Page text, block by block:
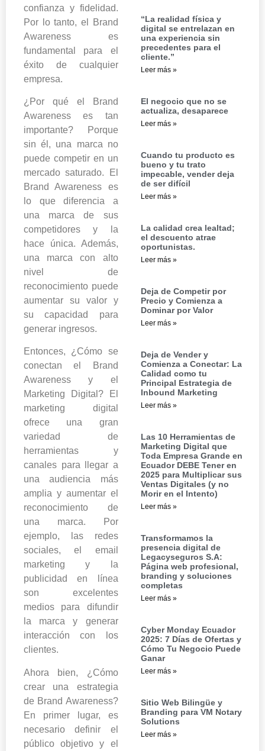
confianza y fidelidad.
Por lo tanto, el Brand
Awareness es
fundamental para el
éxito de cualquier
empresa.
¿Por qué el Brand
Awareness es tan
importante? Porque
sin él, una marca no
puede competir en un
mercado saturado. El
Brand Awareness es
lo que diferencia a
una marca de sus
competidores y la
hace única. Además,
una marca con alto
nivel de
reconocimiento puede
aumentar su valor y
su capacidad para
generar ingresos.
Entonces, ¿Cómo se
conectan el Brand
Awareness y el
Marketing Digital? El
marketing digital
ofrece una gran
variedad de
herramientas y
canales para llegar a
una audiencia más
amplia y aumentar el
reconocimiento de
una marca. Por
ejemplo, las redes
sociales, el email
marketing y la
publicidad en línea
son excelentes
medios para difundir
la marca y generar
interacción con los
clientes.
Ahora bien, ¿Cómo
crear una estrategia
de Brand Awareness?
En primer lugar, es
necesario definir el
público objetivo y el
“La realidad física y
digital se entrelazan en
una experiencia sin
precedentes para el
cliente.”
Leer más »
El negocio que no se
actualiza, desaparece
Leer más »
Cuando tu producto es
bueno y tu trato
impecable, vender deja
de ser difícil
Leer más »
La calidad crea lealtad;
el descuento atrae
oportunistas.
Leer más »
Deja de Competir por
Precio y Comienza a
Dominar por Valor
Leer más »
Deja de Vender y
Comienza a Conectar: La
Calidad como tu
Principal Estrategia de
Inbound Marketing
Leer más »
Las 10 Herramientas de
Marketing Digital que
Toda Empresa Grande en
Ecuador DEBE Tener en
2025 para Multiplicar sus
Ventas Digitales (y no
Morir en el Intento)
Leer más »
Transformamos la
presencia digital de
Legacyseguros S.A:
Página web profesional,
branding y soluciones
completas
Leer más »
Cyber Monday Ecuador
2025: 7 Días de Ofertas y
Cómo Tu Negocio Puede
Ganar
Leer más »
Sitio Web Bilingüe y
Branding para VM Notary
Solutions
Leer más »